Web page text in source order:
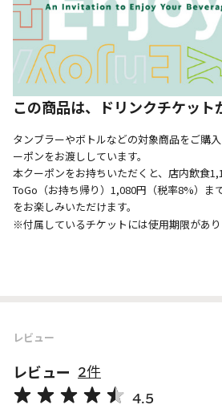
この商品は、ドリンクチケット
タンブラーやボトルなどの対象商品をご購
ーポンをお渡ししています。
本クーポンをお持ちいただくと、店内飲食
ToGo（お持ち帰り）1,080円（税率8%）ま
をお楽しみいただけます。
※付属しているチケットには使用期限があり
レビュー
レビュー 2件
4.5